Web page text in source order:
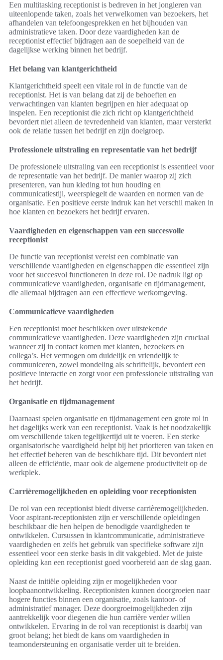
Een multitasking receptionist is bedreven in het jongleren van
uiteenlopende taken, zoals het verwelkomen van bezoekers, het
afhandelen van telefoongesprekken en het bijhouden van
administratieve taken. Door deze vaardigheden kan de
receptionist effectief bijdragen aan de soepelheid van de
dagelijkse werking binnen het bedrijf.
Het belang van klantgerichtheid
Klantgerichtheid speelt een vitale rol in de functie van de
receptionist. Het is van belang dat zij de behoeften en
verwachtingen van klanten begrijpen en hier adequaat op
inspelen. Een receptionist die zich richt op klantgerichtheid
bevordert niet alleen de tevredenheid van klanten, maar versterkt
ook de relatie tussen het bedrijf en zijn doelgroep.
Professionele uitstraling en representatie van het bedrijf
De professionele uitstraling van een receptionist is essentieel voor
de representatie van het bedrijf. De manier waarop zij zich
presenteren, van hun kleding tot hun houding en
communicatiestijl, weerspiegelt de waarden en normen van de
organisatie. Een positieve eerste indruk kan het verschil maken in
hoe klanten en bezoekers het bedrijf ervaren.
Vaardigheden en eigenschappen van een succesvolle
receptionist
De functie van receptionist vereist een combinatie van
verschillende vaardigheden en eigenschappen die essentieel zijn
voor het succesvol functioneren in deze rol. De nadruk ligt op
communicatieve vaardigheden, organisatie en tijdmanagement,
die allemaal bijdragen aan een effectieve werkomgeving.
Communicatieve vaardigheden
Een receptionist moet beschikken over uitstekende
communicatieve vaardigheden. Deze vaardigheden zijn cruciaal
wanneer zij in contact komen met klanten, bezoekers en
collega’s. Het vermogen om duidelijk en vriendelijk te
communiceren, zowel mondeling als schriftelijk, bevordert een
positieve interactie en zorgt voor een professionele uitstraling van
het bedrijf.
Organisatie en tijdmanagement
Daarnaast spelen organisatie en tijdmanagement een grote rol in
het dagelijks werk van een receptionist. Vaak is het noodzakelijk
om verschillende taken tegelijkertijd uit te voeren. Een sterke
organisatorische vaardigheid helpt bij het prioriteren van taken en
het effectief beheren van de beschikbare tijd. Dit bevordert niet
alleen de efficiëntie, maar ook de algemene productiviteit op de
werkplek.
Carrièremogelijkheden en opleiding voor receptionisten
De rol van een receptionist biedt diverse carrièremogelijkheden.
Voor aspirant-receptionisten zijn er verschillende opleidingen
beschikbaar die hen helpen de benodigde vaardigheden te
ontwikkelen. Cursussen in klantcommunicatie, administratieve
vaardigheden en zelfs het gebruik van specifieke software zijn
essentieel voor een sterke basis in dit vakgebied. Met de juiste
opleiding kan een receptionist goed voorbereid aan de slag gaan.
Naast de initiële opleiding zijn er mogelijkheden voor
loopbaanontwikkeling. Receptionisten kunnen doorgroeien naar
hogere functies binnen een organisatie, zoals kantoor- of
administratief manager. Deze doorgroeimogelijkheden zijn
aantrekkelijk voor diegenen die hun carrière verder willen
ontwikkelen. Ervaring in de rol van receptionist is daarbij van
groot belang; het biedt de kans om vaardigheden in
teamondersteuning en organisatie verder uit te breiden.